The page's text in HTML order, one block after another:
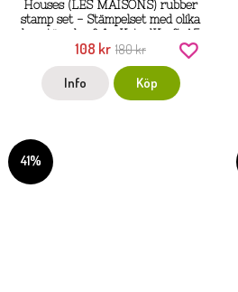
Houses (LES MAISONS) rubber
stamp set - Stämpelset med olika
husstämplar från KatzelKraft A5
108 kr 180 kr
Info Köp
41%